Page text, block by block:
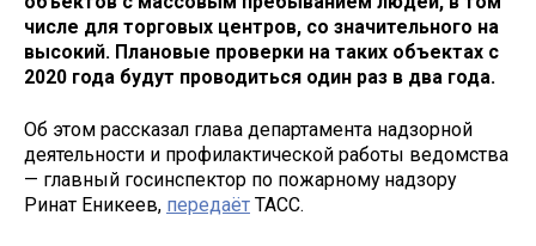
числе для торговых центров, со значительного на
высокий. Плановые проверки на таких объектах с
2020 года будут проводиться один раз в два года.
Об этом рассказал глава департамента надзорной
деятельности и профилактической работы ведомства
— главный госинспектор по пожарному надзору
Ринат Еникеев, передаёт ТАСС.